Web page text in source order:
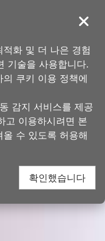
導覽닫기
화 및 더 나은 경험
기술을 사용합니다.
쿠키 이용 정책에
감지 서비스를 제공
고 이용하시려면 본
수 있도록 허용해
확인했습니다